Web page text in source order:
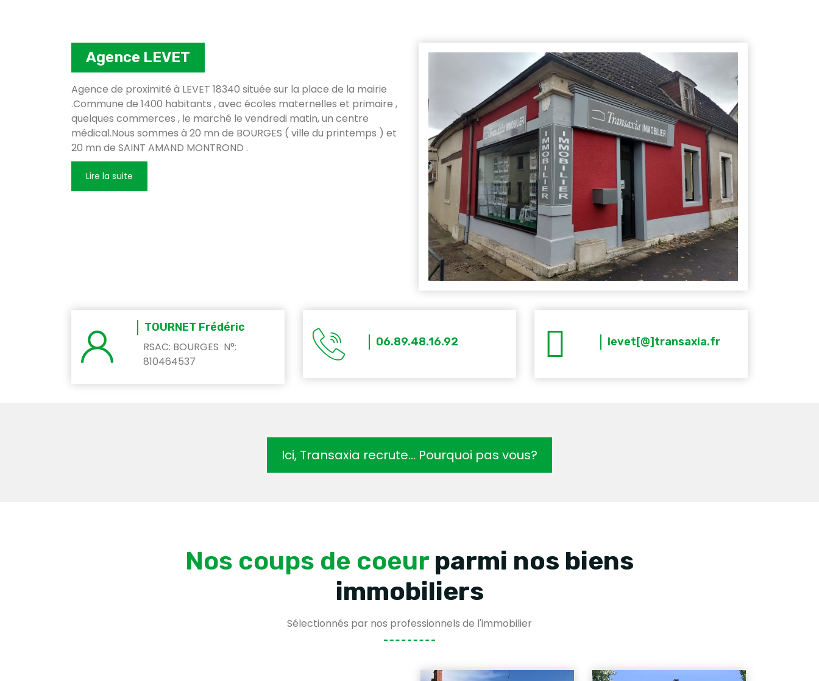
Agence LEVET
Agence de proximité à LEVET 18340 située sur la place de la mairie
.Commune de 1400 habitants , avec écoles maternelles et primaire ,
quelques commerces , le marché le vendredi matin, un centre
médical.Nous sommes à 20 mn de BOURGES ( ville du printemps ) et
20 mn de SAINT AMAND MONTROND .
TOURNET Frédéric
RSAC: BOURGES N°:
810464537
06.89.48.16.92 levet[@]transaxia.fr
Ici, Transaxia recrute… Pourquoi pas vous?
Nos coups de coeur parmi nos biens
immobiliers
Sélectionnés par nos professionnels de l'immobilier